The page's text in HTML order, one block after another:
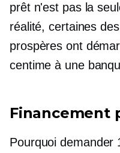
prêt n'est pas la
réalité, certaines
prospères ont
centime à une
Financement
Pourquoi demander